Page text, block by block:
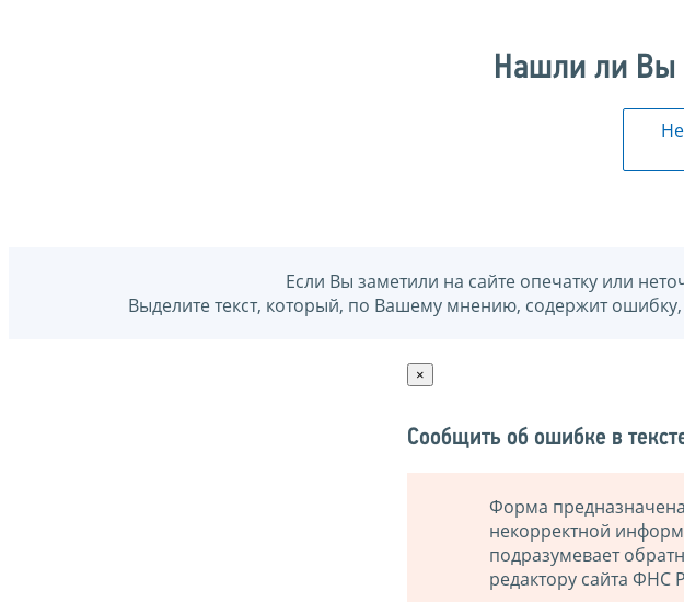
Нашли ли Вы
Если Вы заметили на сайте опечатку или
Выделите текст, который, по Вашему мнению, содержит
×
Сообщить об ошибке в
Форма
некорректной
подразумевает
редактору сайта ФНС